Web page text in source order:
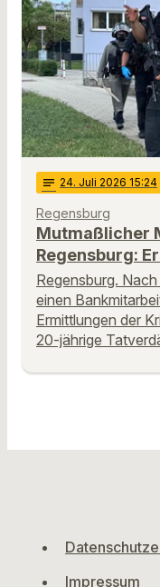
notes 24. Juli 2026 15:24
Regensburg
Mutmaßlicher
Regensburg:
Regensburg.
einen
Ermittlungen der
20-jährige
Impressum